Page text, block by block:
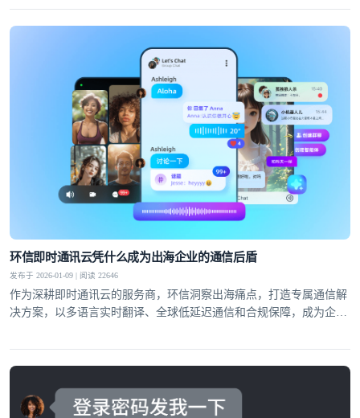
线，成为各行业信赖的选择。
环信即时通讯云凭什么成为出海企业的通信后盾
发布于 2026-01-09 | 阅读 22646
作为深耕即时通讯云的服务商，环信洞察出海痛点，打造专属通信解
决方案，以多语言实时翻译、全球低延迟通信和合规保障，成为企业